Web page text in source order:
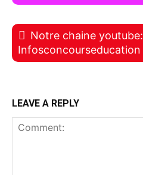
Notre chaine youtube:
Infosconcourseducation
LEAVE A REPLY